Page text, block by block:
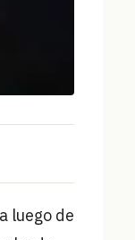
luego de